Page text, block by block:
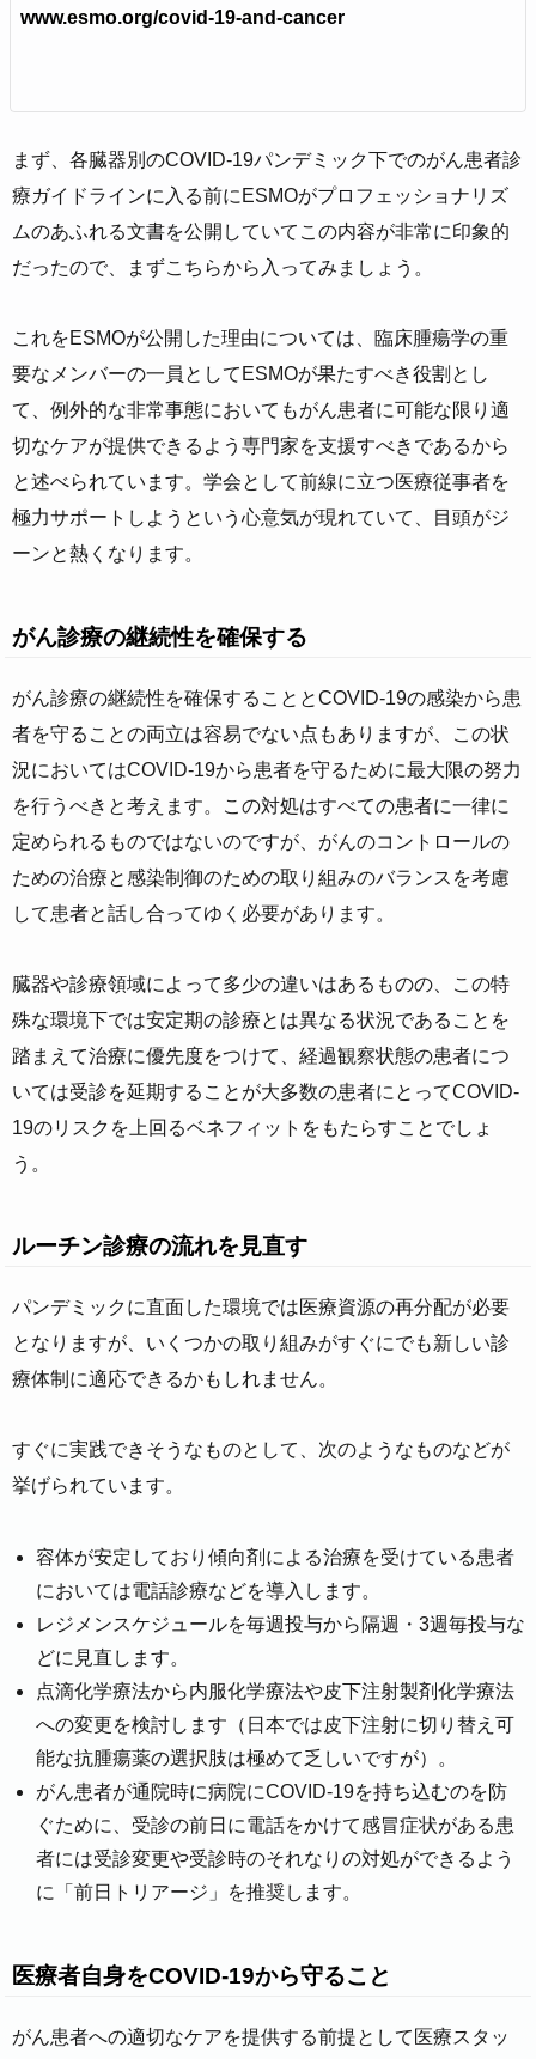
www.esmo.org/covid-19-and-cancer
まず、各臓器別のCOVID-19パンデミック下でのがん患者診
療ガイドラインに入る前にESMOがプロフェッショナリズ
ムのあふれる文書を公開していてこの内容が非常に印象的
だったので、まずこちらから入ってみましょう。
これをESMOが公開した理由については、臨床腫瘍学の重
要なメンバーの一員としてESMOが果たすべき役割とし
て、例外的な非常事態においてもがん患者に可能な限り適
切なケアが提供できるよう専門家を支援すべきであるから
と述べられています。学会として前線に立つ医療従事者を
極力サポートしようという心意気が現れていて、目頭がジ
ーンと熱くなります。
がん診療の継続性を確保する
がん診療の継続性を確保することとCOVID-19の感染から患
者を守ることの両立は容易でない点もありますが、この状
況においてはCOVID-19から患者を守るために最大限の努力
を行うべきと考えます。この対処はすべての患者に一律に
定められるものではないのですが、がんのコントロールの
ための治療と感染制御のための取り組みのバランスを考慮
して患者と話し合ってゆく必要があります。
臓器や診療領域によって多少の違いはあるものの、この特
殊な環境下では安定期の診療とは異なる状況であることを
踏まえて治療に優先度をつけて、経過観察状態の患者につ
いては受診を延期することが大多数の患者にとってCOVID-
19のリスクを上回るベネフィットをもたらすことでしょ
う。
ルーチン診療の流れを見直す
パンデミックに直面した環境では医療資源の再分配が必要
となりますが、いくつかの取り組みがすぐにでも新しい診
療体制に適応できるかもしれません。
すぐに実践できそうなものとして、次のようなものなどが
挙げられています。
容体が安定しており傾向剤による治療を受けている患者
においては電話診療などを導入します。
レジメンスケジュールを毎週投与から隔週・3週毎投与な
どに見直します。
点滴化学療法から内服化学療法や皮下注射製剤化学療法
への変更を検討します（日本では皮下注射に切り替え可
能な抗腫瘍薬の選択肢は極めて乏しいですが）。
がん患者が通院時に病院にCOVID-19を持ち込むのを防
ぐために、受診の前日に電話をかけて感冒症状がある患
者には受診変更や受診時のそれなりの対処ができるよう
に「前日トリアージ」を推奨します。
医療者自身をCOVID-19から守ること
がん患者への適切なケアを提供する前提として医療スタッ